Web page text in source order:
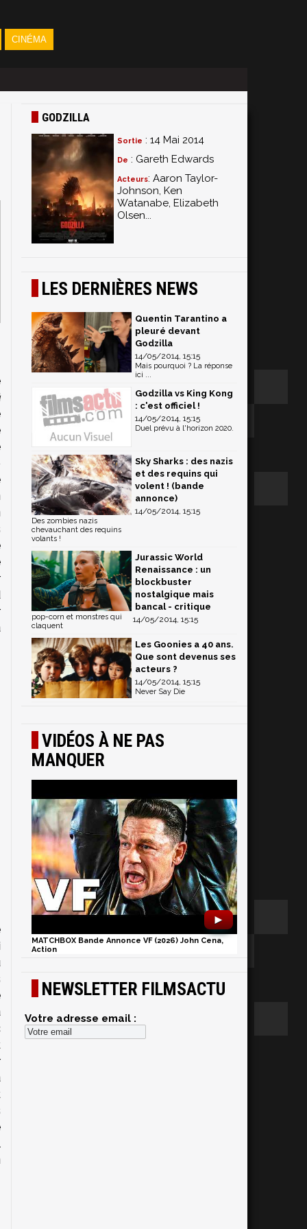
CINÉMA
GODZILLA
Sortie : 14 Mai 2014
De : Gareth Edwards
Acteurs: Aaron Taylor-
Johnson, Ken
Watanabe, Elizabeth
Olsen...
LES DERNIÈRES NEWS
Quentin Tarantino a
pleuré devant
Godzilla
14/05/2014, 15:15
Mais pourquoi ? La réponse
ici ...
Godzilla vs King Kong
: c'est officiel !
14/05/2014, 15:15
Duel prévu à l'horizon 2020.
Sky Sharks : des nazis
et des requins qui
volent ! (bande
annonce)
14/05/2014, 15:15
Des zombies nazis
chevauchant des requins
volants !
Jurassic World
Renaissance : un
blockbuster
nostalgique mais
bancal - critique
14/05/2014, 15:15
pop-corn et monstres qui
claquent
Les Goonies a 40 ans.
Que sont devenus ses
acteurs ?
14/05/2014, 15:15
Never Say Die
VIDÉOS À NE PAS
MANQUER
►
MATCHBOX Bande Annonce VF (2026) John Cena,
Action
NEWSLETTER FILMSACTU
Votre adresse email :